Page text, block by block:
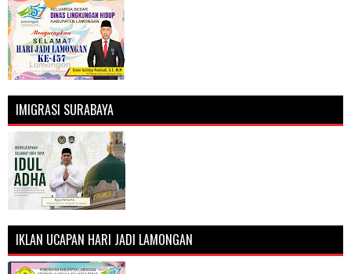
IMIGRASI SURABAYA
IKLAN UCAPAN HARI JADI LAMONGAN